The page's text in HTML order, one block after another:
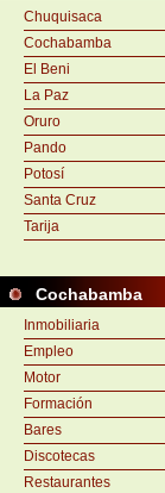
Chuquisaca
Cochabamba
El Beni
La Paz
Oruro
Pando
Potosí
Santa Cruz
Tarija
Cochabamba
Inmobiliaria
Empleo
Motor
Formación
Bares
Discotecas
Restaurantes